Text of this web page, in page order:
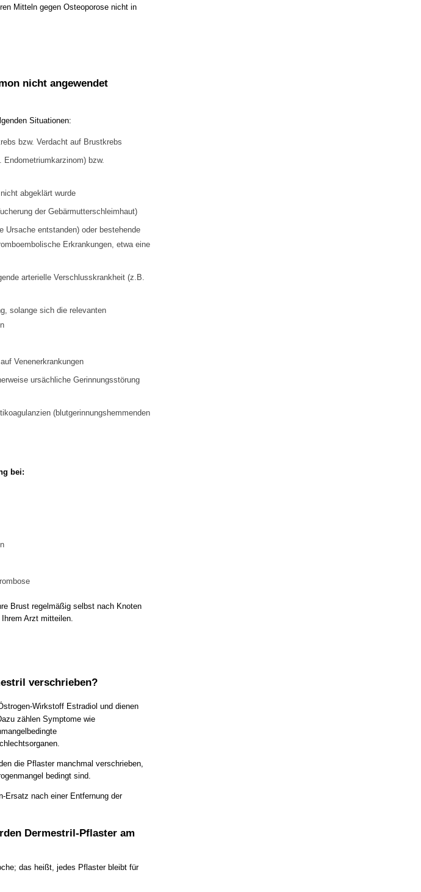
Mitteln gegen Osteoporose nicht in
nicht angewendet
Situationen:
bzw. Verdacht auf Brustkrebs
Endometriumkarzinom) bzw.
abgeklärt wurde
der Gebärmutterschleimhaut)
Ursache entstanden) oder bestehende
Erkrankungen, etwa eine
arterielle Verschlusskrankheit (z.B.
solange sich die relevanten
Venenerkrankungen
ursächliche Gerinnungsstörung
(blutgerinnungshemmenden
bei:
Brust regelmäßig selbst nach Knoten
Arzt mitteilen.
verschrieben?
Wirkstoff Estradiol und dienen
zählen Symptome wie
die Pflaster manchmal verschrieben,
bedingt sind.
Ersatz nach einer Entfernung der
Dermestril-Pflaster am
das heißt, jedes Pflaster bleibt für